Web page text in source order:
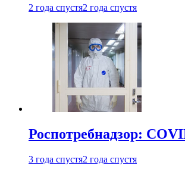
2 года спустя2 года спустя
Роспотребнадзор:
3 года спустя2 года спустя